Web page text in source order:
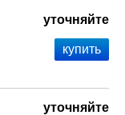
уточняйте
уточняйте